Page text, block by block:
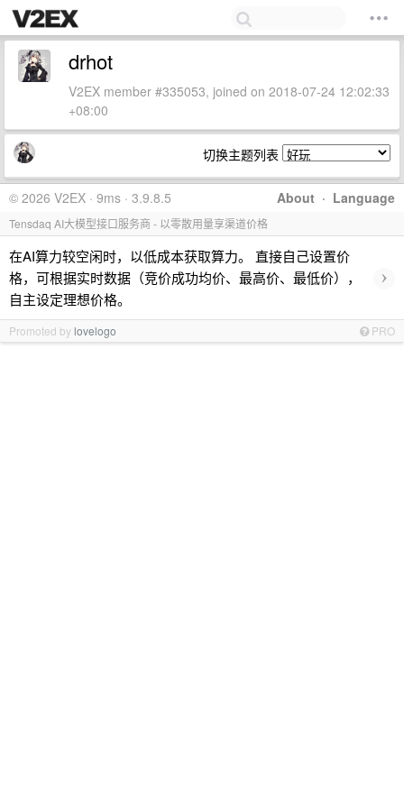
drhot
V2EX member #335053, joined on 2018-07-24 12:02:33
+08:00
切换主题列表
About · Language
© 2026 V2EX · 9ms · 3.9.8.5
Tensdaq AI大模型接口服务商 - 以零散用量享渠道价格
在AI算力较空闲时，以低成本获取算力。 直接自己设置价
格，可根据实时数据（竞价成功均价、最高价、最低价），
自主设定理想价格。
›
Promoted bylovelogo PRO